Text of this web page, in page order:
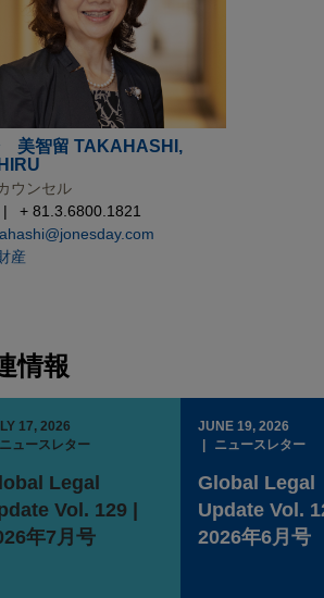
美智留 TAKAHASHI,
ウンセル
+ 81.3.6800.1821
産
情報
17, 2026
ニュースレター
Legal
Vol. 129 |
年7月号
JUNE 19, 2026
ニュースレター
Global Legal
Update Vol.
2026年6月号